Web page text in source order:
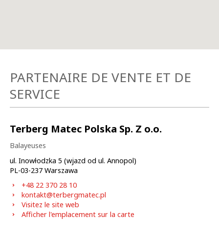
PARTENAIRE DE VENTE ET DE
SERVICE
Terberg Matec Polska Sp. Z o.o.
Balayeuses
ul. Inowłodzka 5 (wjazd od ul. Annopol)
PL-03-237 Warszawa
+48 22 370 28 10
kontakt@terbergmatec.pl
Visitez le site web
Afficher l'emplacement sur la carte